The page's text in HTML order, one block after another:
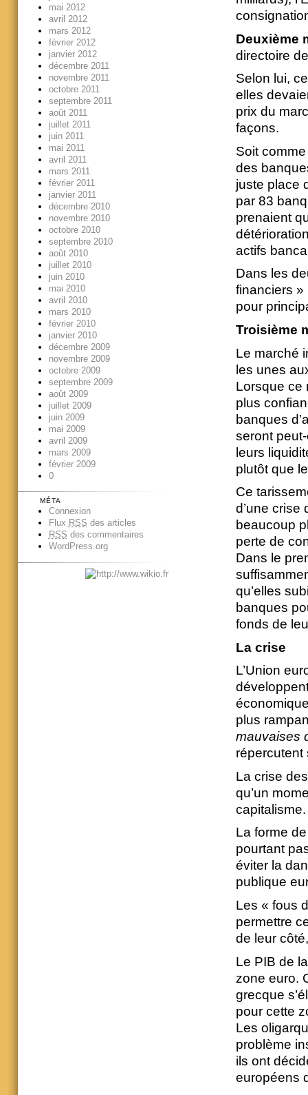
Deuxième
directoire
Selon lui,
elles
prix du
façons.
Soit
des
juste place
par 83
prenaient
actifs
Dans les
financiers »
pour
Troisième
Le marché
les unes
Lorsque ce
plus
banques
seront
leurs
plutôt que
Ce
d’une crise
beaucoup
perte de
Dans le
qu’elles
banques
fonds de
La crise
L’Union
plus
mauvaises
répercutent
La crise
qu’un
capitalisme.
La forme
pourtant
éviter la
publique
Les « fous
permettre
de leur
Le PIB de
zone euro.
grecque
pour cette
Les
problème
ils ont
européens
mai 2012
avril 2012
mars 2012
février 2012
janvier 2012
décembre 2011
novembre 2011
octobre 2011
septembre 2011
août 2011
juillet 2011
juin 2011
mai 2011
avril 2011
mars 2011
février 2011
janvier 2011
décembre 2010
novembre 2010
octobre 2010
septembre 2010
août 2010
juillet 2010
juin 2010
mai 2010
avril 2010
mars 2010
février 2010
janvier 2010
décembre 2009
novembre 2009
octobre 2009
septembre 2009
août 2009
juillet 2009
juin 2009
mai 2009
avril 2009
mars 2009
février 2009
0
MÉTA
Connexion
Flux RSS des articles
RSS des commentaires
WordPress.org